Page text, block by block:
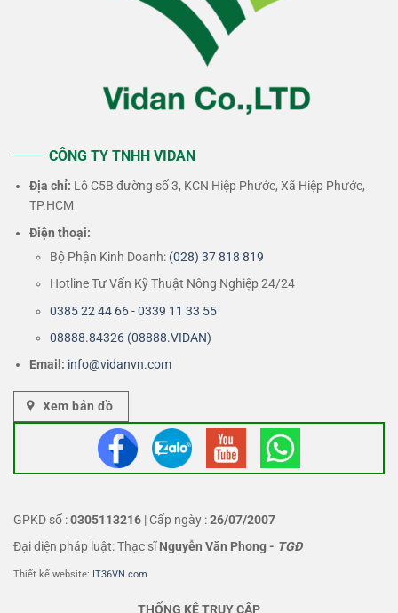
CÔNG TY TNHH VIDAN
Địa chỉ: Lô C5B đường số 3, KCN Hiệp Phước, Xã Hiệp Phước,
TP.HCM
Điện thoại:
Bộ Phận Kinh Doanh: (028) 37 818 819
Hotline Tư Vấn Kỹ Thuật Nông Nghiệp 24/24
0385 22 44 66 - 0339 11 33 55
08888.84326 (08888.VIDAN)
Email: info@vidanvn.com
Xem bản đồ
GPKD số :0305113216 | Cấp ngày :26/07/2007
Đại diện pháp luật: Thạc sĩNguyễn Văn Phong- TGĐ
Thiết kế website: IT36VN.com
THỐNG KÊ TRUY CẬP